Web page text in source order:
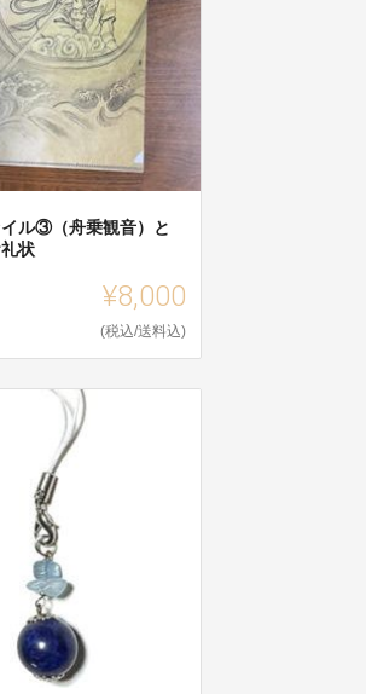
ル③（舟乗観音）と
状
¥8,000
(税込/送料込)